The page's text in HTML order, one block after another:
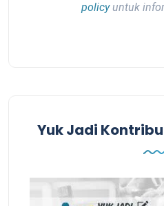
policyuntuk
Yuk Jadi